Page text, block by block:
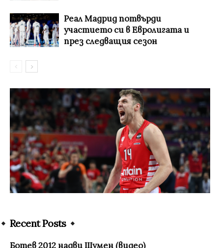
Реал Мадрид потвърди
участието си в Евролигата и
през следващия сезон
Recent Posts
Ботев 2012 надви Шумен (видео)